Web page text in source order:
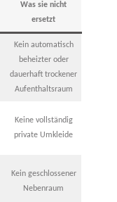
Was sie nicht
ersetzt
Kein automatisch
beheizter oder
dauerhaft trockener
Aufenthaltsraum
Keine vollständig
private Umkleide
Kein geschlossener
Nebenraum